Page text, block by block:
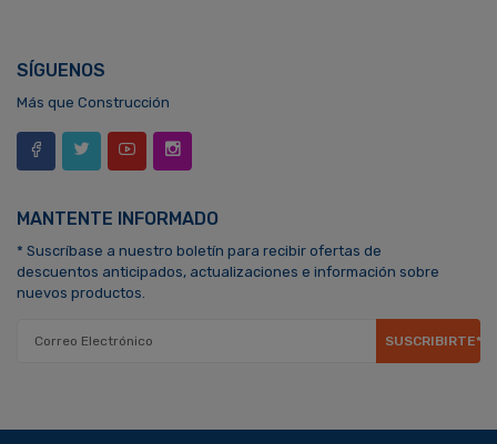
SÍGUENOS
Más que Construcción
MANTENTE INFORMADO
* Suscríbase a nuestro boletín para recibir ofertas de
descuentos anticipados, actualizaciones e información sobre
nuevos productos.
SUSCRIBIRTE*